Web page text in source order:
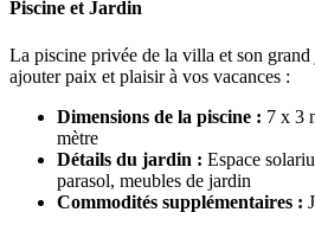
Piscine et Jardin
La piscine privée de la villa et son
ajouter paix et plaisir à vos vacances :
Dimensions de la piscine : 7 x 3
mètre
Détails du jardin : Espace
parasol, meubles de jardin
Commodités supplémentaires :